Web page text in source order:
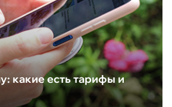
какие есть тарифы и